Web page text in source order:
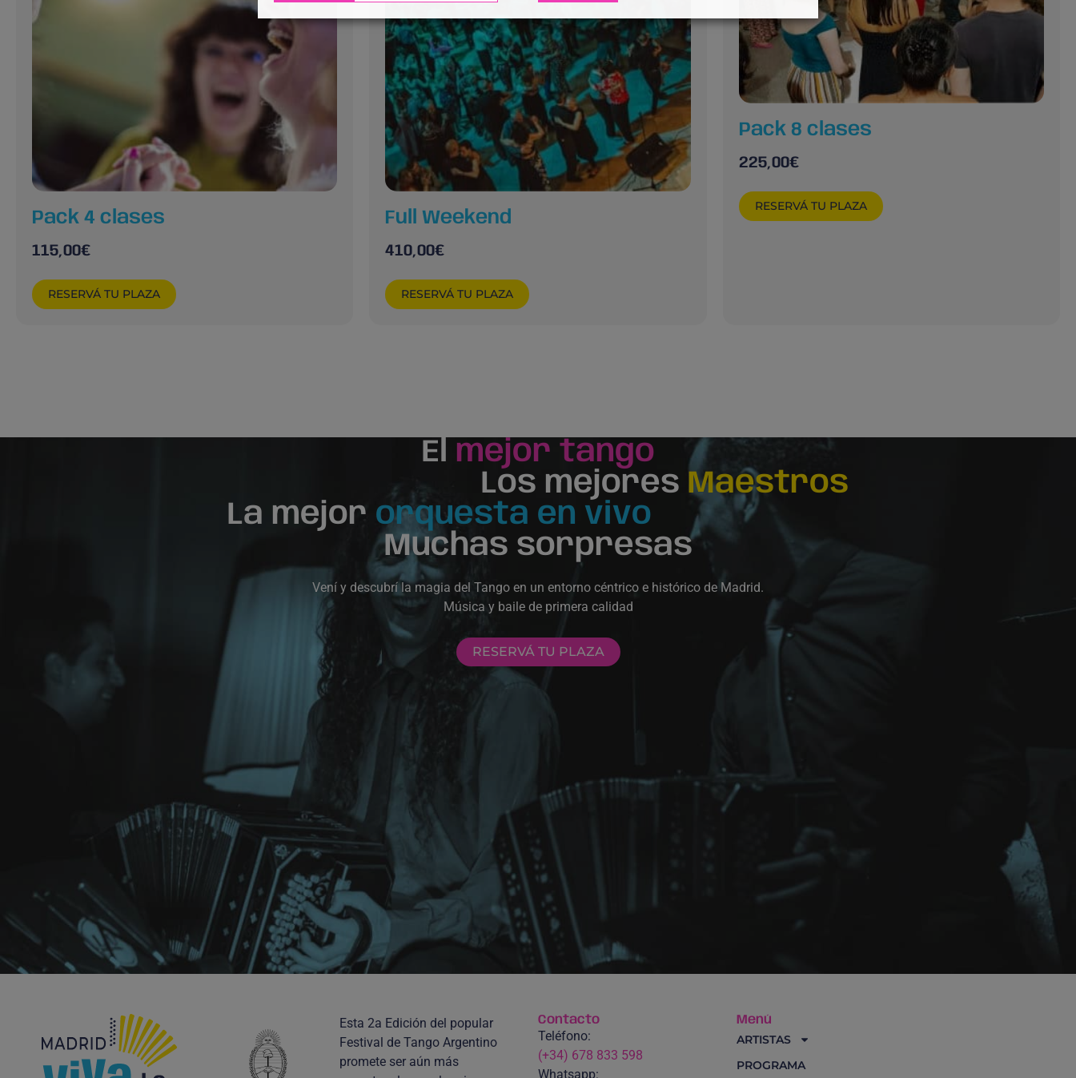
Pack 4 clases
115,00€
RESERVÁ TU PLAZA
Full Weekend
410,00€
RESERVÁ TU PLAZA
Pack 8 clases
225,00€
RESERVÁ TU PLAZA
El mejor tango
Los mejores Maestros
La mejor orquesta en vivo
Muchas sorpresas
Vení y descubrí la magia del Tango en un entorno céntrico e histórico de Madrid.
Música y baile de primera calidad
RESERVÁ TU PLAZA
Esta 2a Edición del popular
Festival de Tango Argentino
promete ser aún más
Contacto
Teléfono:
(+34) 678 833 598
Whatsapp:
Menú
ARTISTAS
PROGRAMA